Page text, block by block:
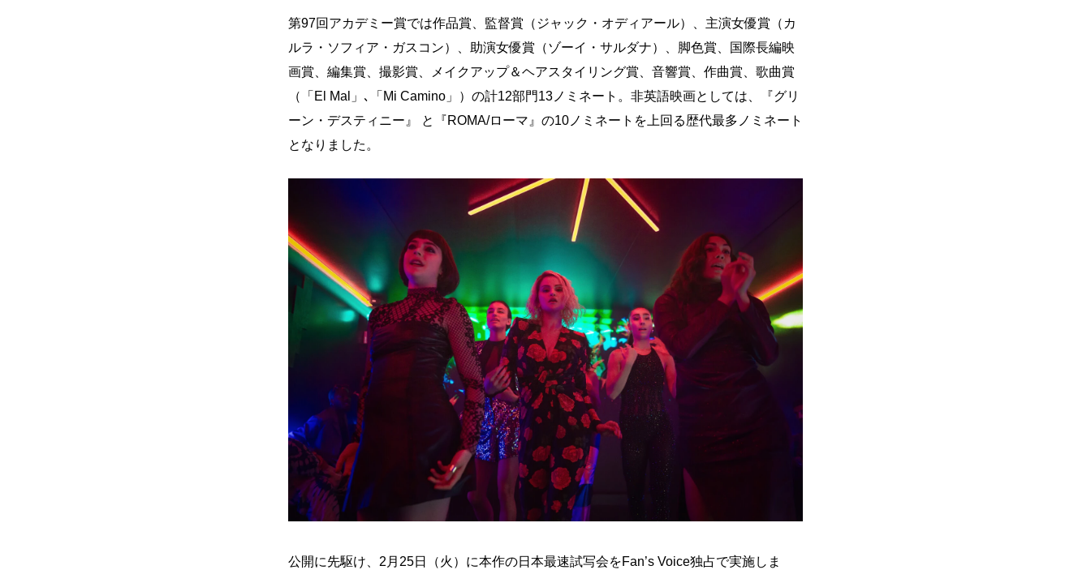
第97回アカデミー賞では作品賞、監督賞（ジャック・オディアール）、主演女優賞（カ
ルラ・ソフィア・ガスコン）、助演女優賞（ゾーイ・サルダナ）、脚色賞、国際長編映
画賞、編集賞、撮影賞、メイクアップ＆ヘアスタイリング賞、音響賞、作曲賞、歌曲賞
（「El Mal」､「Mi Camino」）の計12部門13ノミネート。非英語映画としては、『グリ
ーン・デスティニー』 と『ROMA/ローマ』の10ノミネートを上回る歴代最多ノミネート
となりました。
公開に先駆け、2月25日（火）に本作の日本最速試写会をFan’s Voice独占で実施しま